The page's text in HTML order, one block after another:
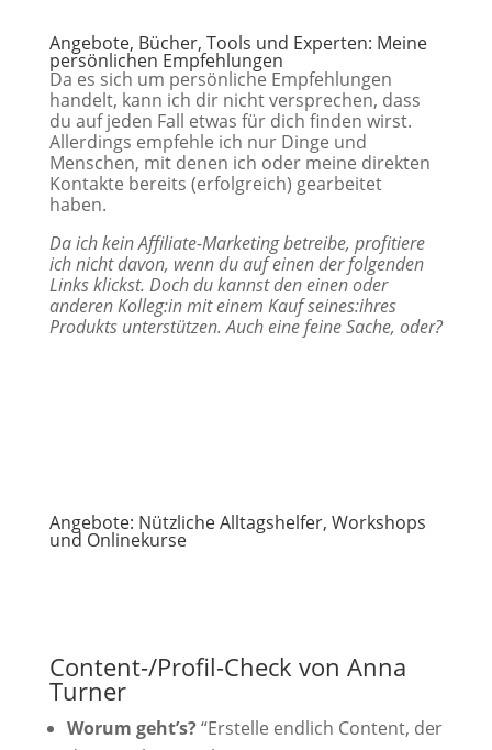
Angebote, Bücher, Tools und Experten: Meine
persönlichen Empfehlungen
Da es sich um persönliche Empfehlungen
handelt, kann ich dir nicht versprechen, dass
du auf jeden Fall etwas für dich finden wirst.
Allerdings empfehle ich nur Dinge und
Menschen, mit denen ich oder meine direkten
Kontakte bereits (erfolgreich) gearbeitet
haben.
Da ich kein Affiliate-Marketing betreibe, profitiere
ich nicht davon, wenn du auf einen der folgenden
Links klickst. Doch du kannst den einen oder
anderen Kolleg:in mit einem Kauf seines:ihres
Produkts unterstützen. Auch eine feine Sache, oder?
Angebote: Nützliche Alltagshelfer, Workshops
und Onlinekurse
Content-/Profil-Check von Anna
Turner
Worum geht’s?“Erstelle endlich Content, der